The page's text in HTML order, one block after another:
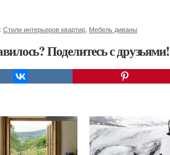
Стили интерьеров квартир Мебель диваны
Поделитесь с друзьями!